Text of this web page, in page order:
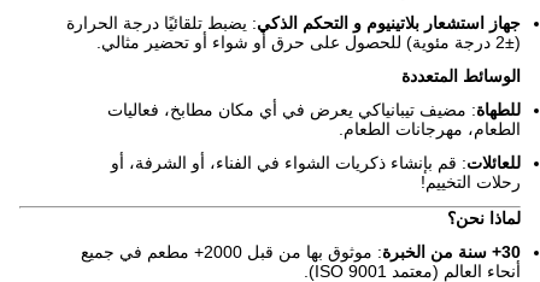
جهاز استشعار بلاتينيوم و التحكم الذكي: يضبط تلقائيًا درجة الحرارة
(±2 درجة مئوية) للحصول على حرق أو شواء أو تحضير مثالي.
الوسائط المتعددة
للطهاة: مضيف تيبانياكي يعرض في أي مكان مطابخ، فعاليات
الطعام، مهرجانات الطعام.
للعائلات: قم بإنشاء ذكريات الشواء في الفناء، أو الشرفة، أو
رحلات التخييم!
لماذا نحن؟
30+ سنة من الخبرة
: موثوق بها من قبل 2000+ مطعم في جميع
أنحاء العالم (معتمد ISO 9001).